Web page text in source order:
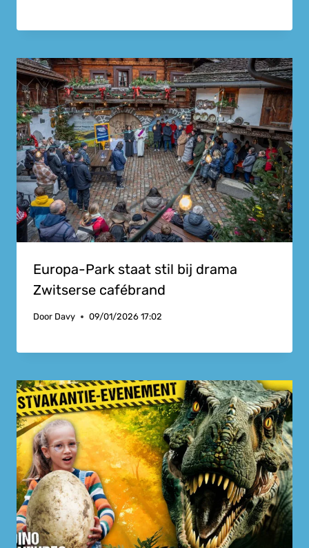
Europa-Park staat stil bij drama
Zwitserse cafébrand
Door Davy 09/01/2026 17:02